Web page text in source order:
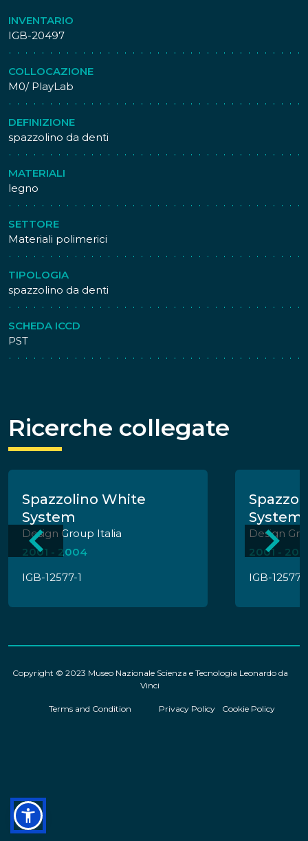
INVENTARIO
IGB-20497
COLLOCAZIONE
M0/ PlayLab
DEFINIZIONE
spazzolino da denti
MATERIALI
legno
SETTORE
Materiali polimerici
TIPOLOGIA
spazzolino da denti
SCHEDA ICCD
PST
Ricerche collegate
Spazzolino White
System
Design Group Italia
2001 - 2004
IGB-12577-1
System
Design
2001 -
IGB-12577-
Copyright © 2023 Museo Nazionale Scienza e Tecnologia Leonardo da
Vinci
Terms and Condition Privacy Policy Cookie Policy